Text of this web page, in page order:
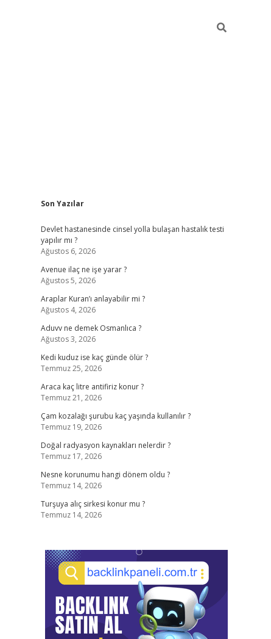
Sidebar
Son Yazılar
Devlet hastanesinde cinsel yolla bulaşan hastalık testi
yapılır mı ?
Ağustos 6, 2026
Avenue ilaç ne işe yarar ?
Ağustos 5, 2026
Araplar Kuran’ı anlayabilir mi ?
Ağustos 4, 2026
Aduvv ne demek Osmanlıca ?
Ağustos 3, 2026
Kedi kuduz ise kaç günde ölür ?
Temmuz 25, 2026
Araca kaç litre antifiriz konur ?
Temmuz 21, 2026
Çam kozalağı şurubu kaç yaşında kullanılır ?
Temmuz 19, 2026
Doğal radyasyon kaynakları nelerdir ?
Temmuz 17, 2026
Nesne korunumu hangi dönem oldu ?
Temmuz 14, 2026
Turşuya alıç sirkesi konur mu ?
Temmuz 14, 2026